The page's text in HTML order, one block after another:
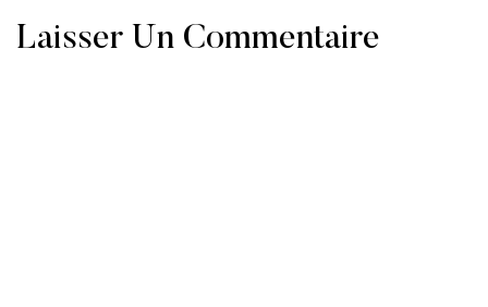
Laisser Un Commentaire